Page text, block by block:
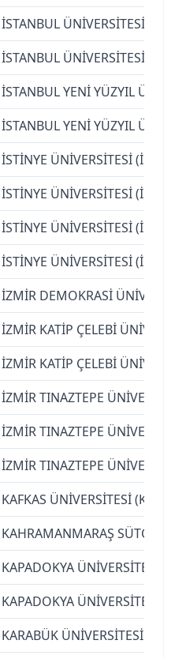
İSTANBUL ÜNİVERSİTESİ
İSTANBUL ÜNİVERSİTESİ-
İSTANBUL YENİ YÜZYIL
İSTANBUL YENİ YÜZYIL
İSTİNYE ÜNİVERSİTESİ
İSTİNYE ÜNİVERSİTESİ
İSTİNYE ÜNİVERSİTESİ
İSTİNYE ÜNİVERSİTESİ
İZMİR DEMOKRASİ
İZMİR KATİP ÇELEBİ
İZMİR KATİP ÇELEBİ
İZMİR TINAZTEPE
İZMİR TINAZTEPE
İZMİR TINAZTEPE
KAFKAS ÜNİVERSİTESİ (KARS)
KAHRAMANMARAŞ SÜTÇÜ
KAPADOKYA ÜNİVERSİTESİ
KAPADOKYA ÜNİVERSİTESİ
KARABÜK ÜNİVERSİTESİ